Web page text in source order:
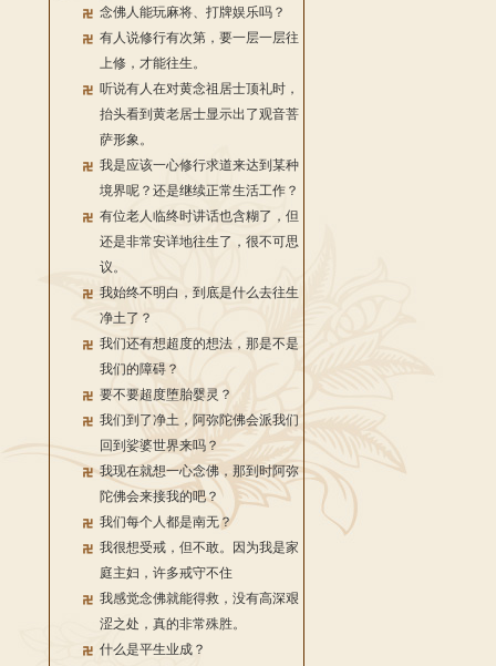
念佛人能玩麻将、打牌娱乐吗？
有人说修行有次第，要一层一层往
上修，才能往生。
听说有人在对黄念祖居士顶礼时，
抬头看到黄老居士显示出了观音菩
萨形象。
我是应该一心修行求道来达到某种
境界呢？还是继续正常生活工作？
有位老人临终时讲话也含糊了，但
还是非常安详地往生了，很不可思
议。
我始终不明白，到底是什么去往生
净土了？
我们还有想超度的想法，那是不是
我们的障碍？
要不要超度堕胎婴灵？
我们到了净土，阿弥陀佛会派我们
回到娑婆世界来吗？
我现在就想一心念佛，那到时阿弥
陀佛会来接我的吧？
我们每个人都是南无？
我很想受戒，但不敢。因为我是家
庭主妇，许多戒守不住
我感觉念佛就能得救，没有高深艰
涩之处，真的非常殊胜。
什么是平生业成？